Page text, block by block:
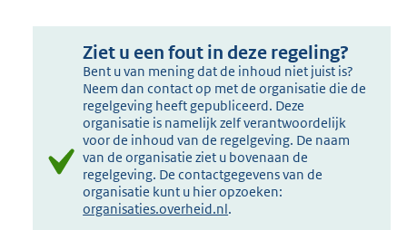
Ziet u een fout in deze regeling?
Bent u van mening dat de inhoud niet juist is?
Neem dan contact op met de organisatie die de
regelgeving heeft gepubliceerd. Deze
organisatie is namelijk zelf verantwoordelijk
voor de inhoud van de regelgeving. De naam
van de organisatie ziet u bovenaan de
regelgeving. De contactgegevens van de
organisatie kunt u hier opzoeken:
organisaties.overheid.nl.